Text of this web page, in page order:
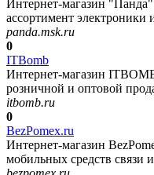
Интернет-магазин
ассортимент электроники
panda.msk.ru
0
ITBomb
Интернет-магазин
розничной и оптовой
itbomb.ru
0
BezPomex.ru
Интернет-магазин
мобильных средств связи